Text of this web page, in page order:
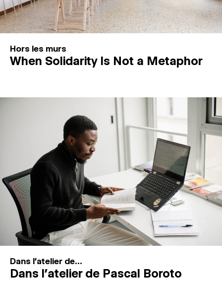
Hors les murs
When Solidarity Is Not a Metaphor
Dans l'atelier de...
Dans l’atelier de Pascal Boroto